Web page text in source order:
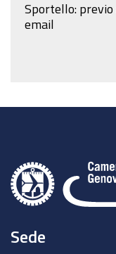
Sportello:
email
Sede